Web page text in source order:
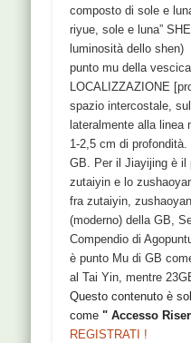
composto di sole e
riyue, sole e luna”
luminosità dello shen)
punto mu della
LOCALIZZAZIONE
spazio intercostale,
lateralmente alla linea
1-2,5 cm di
GB. Per il Jiayijing è il
zutaiyin e lo
fra zutaiyin,
(moderno) della GB,
Compendio di
è punto Mu di GB
al Tai Yin, mentre
Questo contenuto è
come" Accesso
REGISTRATI !